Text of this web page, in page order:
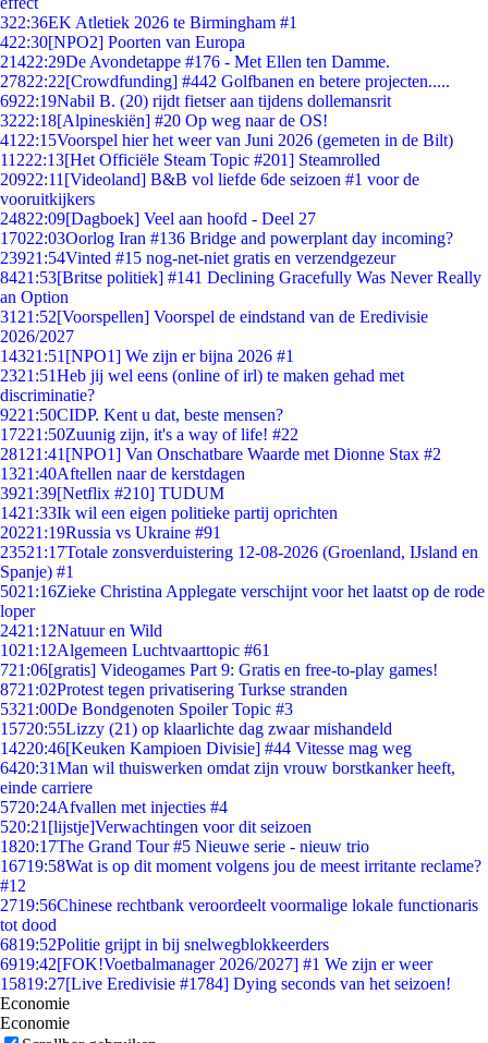
322:36EK Atletiek 2026 te Birmingham #1
422:30[NPO2] Poorten van Europa
21422:29De Avondetappe #176 - Met Ellen ten Damme.
27822:22[Crowdfunding] #442 Golfbanen en betere projecten.....
6922:19Nabil B. (20) rijdt fietser aan tijdens dollemansrit
3222:18[Alpineskiën] #20 Op weg naar de OS!
41 22:15Voorspel hier het weer van Juni 2026 (gemeten in de Bilt)
11222:13[Het Officiële Steam Topic #201] Steamrolled
20922:11 [Videoland] B&B vol liefde 6de seizoen #1 voor de
vooruitkijkers
24822:09[Dagboek] Veel aan hoofd - Deel 27
17022:03Oorlog Iran #136 Bridge and powerplant day incoming?
23921:54Vinted #15 nog-net-niet gratis en verzendgezeur
8421:53[Britse politiek] #141 Declining Gracefully Was Never Really
an Option
31 21:52[Voorspellen] Voorspel de eindstand van de Eredivisie
2026/2027
14321:51 [NPO1] We zijn er bijna 2026 #1
2321:51Heb jij wel eens (online of irl) te maken gehad met
discriminatie?
9221:50CIDP. Kent u dat, beste mensen?
17221:50Zuunig zijn, it's a way of life! #22
281 21:41 [NPO1] Van Onschatbare Waarde met Dionne Stax #2
1321:40Aftellen naar de kerstdagen
3921:39[Netflix #210] TUDUM
1421:33Ik wil een eigen politieke partij oprichten
20221:19Russia vs Ukraine #91
23521:17Totale zonsverduistering 12-08-2026 (Groenland, IJsland en
Spanje) #1
5021:16Zieke Christina Applegate verschijnt voor het laatst op de rode
loper
2421:12Natuur en Wild
1021:12Algemeen Luchtvaarttopic #61
721:06[gratis] Videogames Part 9: Gratis en free-to-play games!
8721:02Protest tegen privatisering Turkse stranden
5321:00De Bondgenoten Spoiler Topic #3
15720:55Lizzy (21) op klaarlichte dag zwaar mishandeld
14220:46[Keuken Kampioen Divisie] #44 Vitesse mag weg
6420:31Man wil thuiswerken omdat zijn vrouw borstkanker heeft,
einde carriere
5720:24Afvallen met injecties #4
520:21 [lijstje]Verwachtingen voor dit seizoen
1820:17The Grand Tour #5 Nieuwe serie - nieuw trio
16719:58Wat is op dit moment volgens jou de meest irritante reclame?
#12
2719:56Chinese rechtbank veroordeelt voormalige lokale functionaris
tot dood
6819:52Politie grijpt in bij snelwegblokkeerders
6919:42[FOK!Voetbalmanager 2026/2027] #1 We zijn er weer
15819:27[Live Eredivisie #1784] Dying seconds van het seizoen!
Economie
Economie